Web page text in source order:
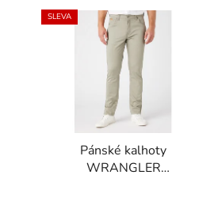
SLEVA
Pánské kalhoty
WRANGLER